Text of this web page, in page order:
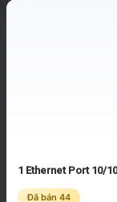
1 Ethernet Port 10/
Đã bán 44